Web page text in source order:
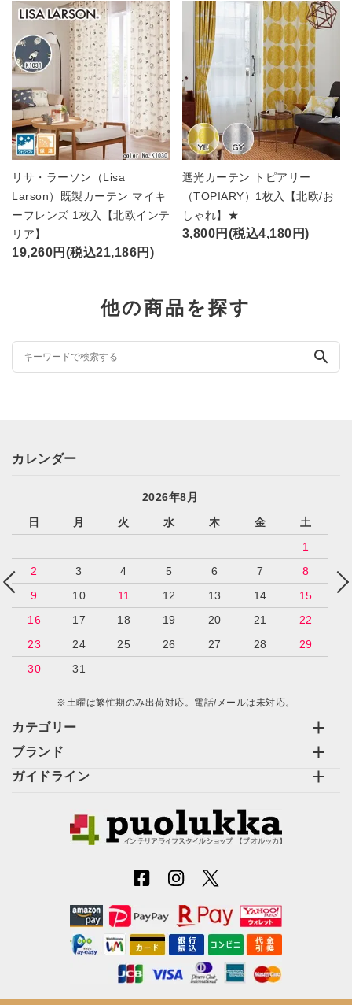
リサ・ラーソン（Lisa
Larson）既製カーテン マイキ
ーフレンズ 1枚入【北欧インテ
リア】
19,260円(税込21,186円)
遮光カーテン トピアリー
（TOPIARY）1枚入【北欧/お
しゃれ】★
3,800円(税込4,180円)
他の商品を探す
search
カテゴリー
ブランド
ガイドライン
カレンダー
2026年8月
日
月 火 水 木 金
土
1
2
3 4 5 6 7
8
9
10 11 12 13 14
15
16
17 18 19 20 21
22
23
24 25 26 27 28
29
30
31
※土曜は繁忙期のみ出荷対応。電話/メールは未対応。